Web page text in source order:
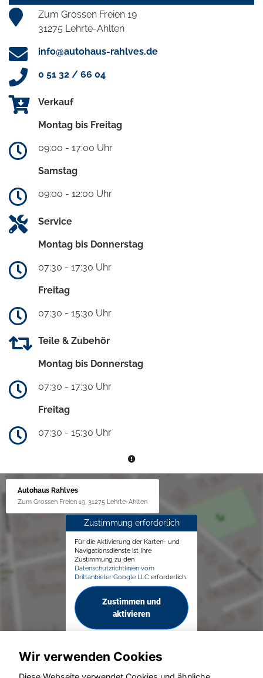
Zum Grossen Freien 19
31275 Lehrte-Ahlten
info@autohaus-rahlves.de
0 51 32 / 66 04
Verkauf
Montag bis Freitag
09:00 - 17:00 Uhr
Samstag
09:00 - 12:00 Uhr
Service
Montag bis Donnerstag
07:30 - 17:30 Uhr
Freitag
07:30 - 15:30 Uhr
Teile & Zubehör
Montag bis Donnerstag
07:30 - 17:30 Uhr
Freitag
07:30 - 15:30 Uhr
Autohaus Rahlves
Zum Grossen Freien 19, 31275 Lehrte-Ahlten
Zustimmung erforderlich
Für die Aktivierung der Karten- und
Navigationsdienste ist Ihre
Zustimmung zu den
Datenschutzrichtlinien vom
Drittanbieter Google LLC erforderlich.
Zustimmen und
aktivieren
Wir verwenden Cookies